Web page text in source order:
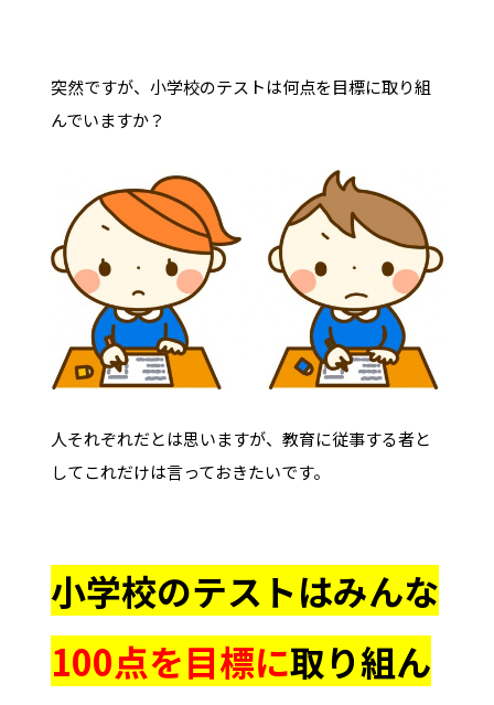
突然ですが、小学校のテストは何点を目標に取り組
んでいますか？
人それぞれだとは思いますが、教育に従事する者と
してこれだけは言っておきたいです。
小学校のテストはみんな
100点を目標に取り組ん